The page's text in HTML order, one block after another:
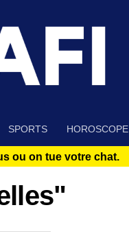
SPORTS HOROSCOPE
ou on tue votre chat.